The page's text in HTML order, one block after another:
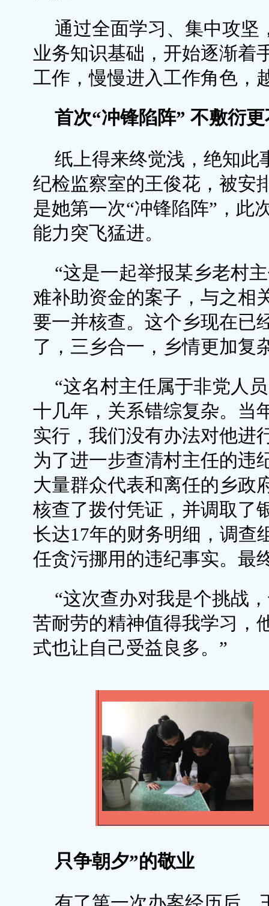
通过全面学习、集中攻坚
业务知识基础，开始逐渐着
工作，慢慢进入工作角色，
首次“冲锋陷阵” 不敷衍
纸上得来终觉浅，绝知此
纪检监察室的王俊花，被安
是她第一次“冲锋陷阵”，此
能力突飞猛进。
“这是一起举报某乡老村
难补助资金的案子，与之相
要一并核查。这个乡现在已
了，三乡合一，乡情更加复
“这名村主任属于非党人
十几年，关系错综复杂。当
实行，我们没有办法对他进
为了进一步查清村主任的违
大量群众代表和离任的乡政
核查了拨付凭证，并调取了
长达17年的财务明细，调查
任贪污挪用的违纪事实。最
“这次查办对我是个挑战
苦耐劳的精神值得我学习，
式也让自己受益良多。”
只争朝夕”的敬业